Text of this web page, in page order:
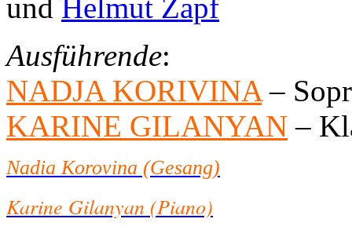
und Helmut Zapf
Ausführende:
NADJA KORIVINA –
KARINE GILANYAN –
Nadia Korovina (Gesang)
Karine Gilanyan (Piano)